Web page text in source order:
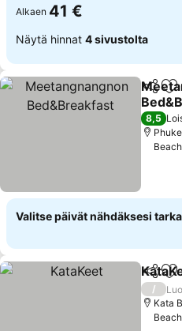
Alkaen 41 €
Näytä hinnat 4 sivustolta
Jaa
8,5
Beach
Valitse päivät nähdäksesi
Jaa
/
Kata
Beach